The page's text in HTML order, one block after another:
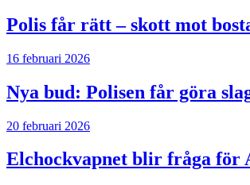
Polis får rätt – skott mot
16 februari 2026
Nya bud: Polisen får göra
20 februari 2026
Elchockvapnet blir fråga för